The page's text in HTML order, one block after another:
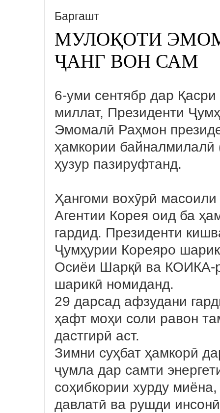
Баргашт
МУЛОҚОТИ
ҶАНГ ВОН САМ
6-уми сентябр дар
миллат, Президенти
Эмомалӣ Раҳмон
ҳамкории
ҳузур пазируфтанд.
Ҳангоми вохӯрӣ
Агентии Корея оид ба
гардид. Президенти
Ҷумҳурии Кореяро
Осиёи Шарқӣ ва КОИКА-
шарикӣ номиданд.
29 дарсад афзудани
ҳафт моҳи соли равон
дастгирӣ аст.
Зимни суҳбат ҳамкорӣ
ҷумла дар самти
соҳибкории хурду
давлатӣ ва рушди